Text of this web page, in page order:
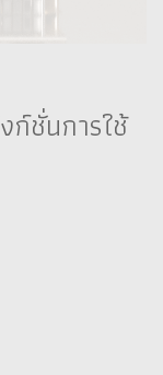
ก์ชั่นการใช้